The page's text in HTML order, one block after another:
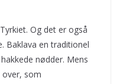
Og det er også
Baklava en traditionel
nødder. Mens
som